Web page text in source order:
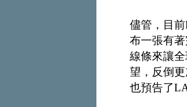
儘管，目
布一張有
線條來讓
望，反倒
也預告了